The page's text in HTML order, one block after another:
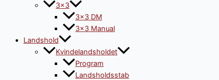
3×3
3×3 DM
3×3 Manual
Landshold
Kvindelandsholdet
Program
Landsholdsstab